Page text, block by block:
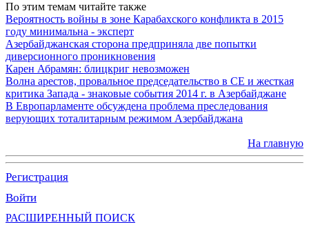
По этим темам читайте также
Вероятность войны в зоне Карабахского конфликта в 2015
году минимальна - эксперт
Азербайджанская сторона предприняла две попытки
диверсионного проникновения
Карен Абрамян: блицкриг невозможен
Волна арестов, провальное председательство в СЕ и жесткая
критика Запада - знаковые события 2014 г. в Азербайджане
В Европарламенте обсуждена проблема преследования
верующих тоталитарным режимом Азербайджана
На главную
Регистрация
Войти
РАСШИРЕННЫЙ ПОИСК